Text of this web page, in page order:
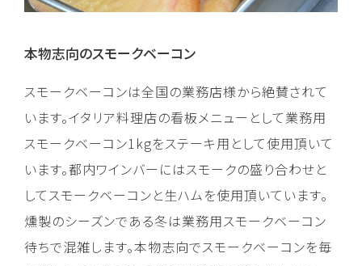
本物志向のスモークベーコン
スモークベーコンは全国の業務店様から絶賛されて
います。イタリア料理店の看板メニューとして業務用
スモークベーコン1kgをステーキ用として使用頂いて
います。都内ワインバーにはスモークの盛り合わせと
してスモークベーコンと生ハムを使用頂いています。
燻製のシーズンである冬は業務用スモークベーコン
待ちで混雑します。本物志向でスモークベーコンを毎